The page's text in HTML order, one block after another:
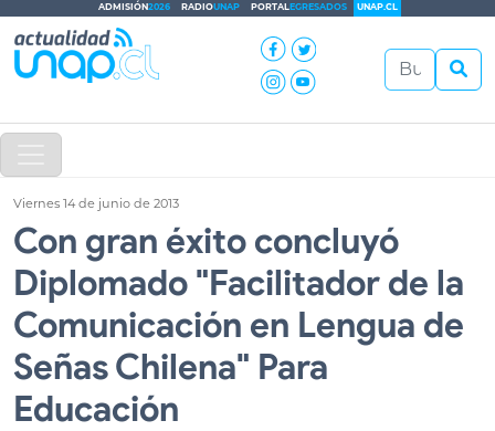
ADMISIÓN2026 RADIOUNAP PORTALEGRESADOS UNAP.CL
Viernes 14 de junio de 2013
Con gran éxito concluyó
Diplomado "Facilitador de la
Comunicación en Lengua de
Señas Chilena" Para
Educación